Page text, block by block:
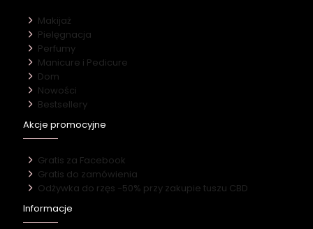
Makijaż
Pielęgnacja
Perfumy
Manicure i Pedicure
Dom
Nowości
Bestsellery
Akcje promocyjne
Gratis za Facebook
Gratis do zamówienia
Odżywka do rzęs -50% przy zakupie tuszu CBD
Informacje